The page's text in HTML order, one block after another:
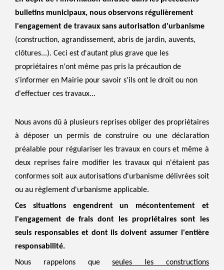
bulletins municipaux, nous observons régulièrement
l'engagement de travaux sans autorisation d'urbanisme
(construction, agrandissement, abris de jardin, auvents,
clôtures...). Ceci est d'autant plus grave que les
propriétaires n'ont même pas pris la précaution de
s'informer en Mairie pour savoir s'ils ont le droit ou non
d'effectuer ces travaux...
Nous avons dû à plusieurs reprises obliger des propriétaires
à déposer un permis de construire ou une déclaration
préalable pour régulariser les travaux en cours et même à
deux reprises faire modifier les travaux qui n'étaient pas
conformes soit aux autorisations d'urbanisme délivrées soit
ou au règlement d'urbanisme applicable.
Ces situations engendrent un mécontentement et
l'engagement de frais dont les propriétaires sont les
seuls responsables et dont ils doivent assumer l'entière
responsabilité.
Nous rappelons queseules les constructions